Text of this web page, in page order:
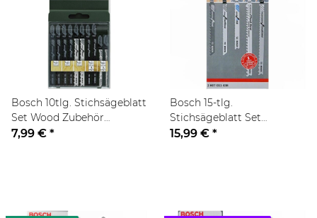
Bosch 10tlg. Stichsägeblatt
Set Wood Zubehör
Stichsäge
7,99 € *
Bosch 15-tlg.
Stichsägeblatt Set
(MultiMaterial,
15,99 € *